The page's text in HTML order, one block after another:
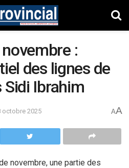
:
des lignes de
Ibrahim
octobre 2025 AA
novembre, une partie des